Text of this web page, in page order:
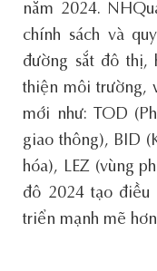
năm 2024.
chính sách và
đường sắt đô thị,
thiện môi trường,
mới như: TOD
giao thông), BID
hóa), LEZ (vùng
đô 2024 tạo
triển mạnh mẽ